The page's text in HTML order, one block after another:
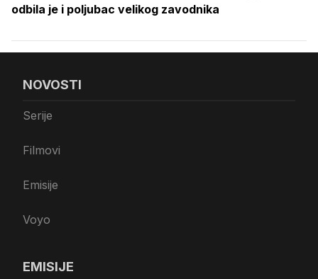
odbila je i poljubac velikog zavodnika
NOVOSTI
Serije
Filmovi
Emisije
Voyo
EMISIJE